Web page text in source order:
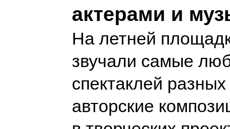
актерами и
На летней
звучали самые
спектаклей
авторские